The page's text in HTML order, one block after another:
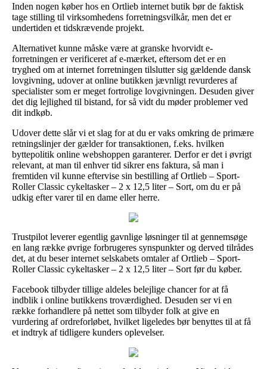
Inden nogen køber hos en Ortlieb internet butik bør de faktisk
tage stilling til virksomhedens forretningsvilkår, men det er
undertiden et tidskrævende projekt.
Alternativet kunne måske være at granske hvorvidt e-
forretningen er verificeret af e-mærket, eftersom det er en
tryghed om at internet forretningen tilslutter sig gældende dansk
lovgivning, udover at online butikken jævnligt revurderes af
specialister som er meget fortrolige lovgivningen. Desuden giver
det dig lejlighed til bistand, for så vidt du møder problemer ved
dit indkøb.
Udover dette slår vi et slag for at du er vaks omkring de primære
retningslinjer der gælder for transaktionen, f.eks. hvilken
byttepolitik online webshoppen garanterer. Derfor er det i øvrigt
relevant, at man til enhver tid sikrer ens faktura, så man i
fremtiden vil kunne eftervise sin bestilling af Ortlieb – Sport-
Roller Classic cykeltasker – 2 x 12,5 liter – Sort, om du er på
udkig efter varer til en dame eller herre.
Trustpilot leverer egentlig gavnlige løsninger til at gennemsøge
en lang række øvrige forbrugeres synspunkter og derved tilrådes
det, at du beser internet selskabets omtaler af Ortlieb – Sport-
Roller Classic cykeltasker – 2 x 12,5 liter – Sort før du køber.
Facebook tilbyder tillige aldeles belejlige chancer for at få
indblik i online butikkens troværdighed. Desuden ser vi en
række forhandlere på nettet som tilbyder folk at give en
vurdering af ordreforløbet, hvilket ligeledes bør benyttes til at få
et indtryk af tidligere kunders oplevelser.